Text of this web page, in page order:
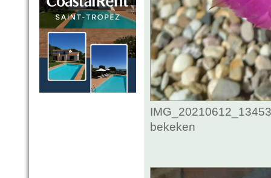
bekeken